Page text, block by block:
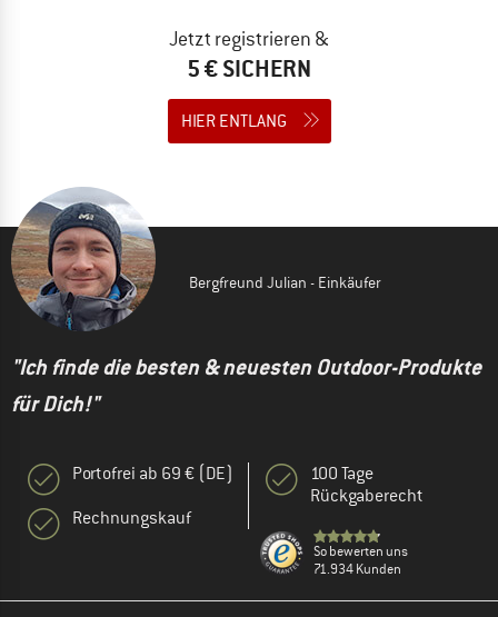
Jetzt registrieren &
5 € SICHERN
HIER ENTLANG
Bergfreund Julian - Einkäufer
"Ich finde die besten & neuesten Outdoor-Produkte
für Dich!"
Portofrei ab 69 € (DE)
Rechnungskauf
100 Tage
Rückgaberecht
So bewerten uns
71.934 Kunden